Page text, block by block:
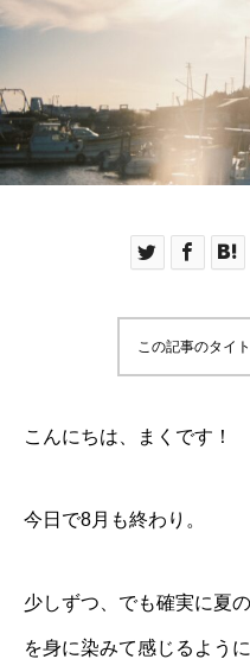
この記事のタイ
こんにちは、まくです！
今日で8月も終わり。
少しずつ、でも確実に夏
を身に染みて感じるよう